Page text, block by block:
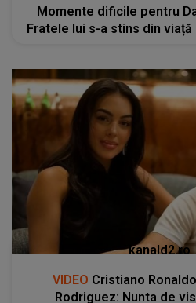
Momente dificile pentru
Fratele lui s-a stins din viață
kanald2.ro
VIDEO Cristiano
Rodriguez: Nunta de